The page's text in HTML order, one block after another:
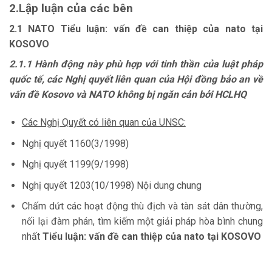
2.Lập luận của các bên
2.1 NATO Tiểu luận: vấn đề can thiệp của nato tại
KOSOVO
2.1.1 Hành động này phù hợp với tinh thần của luật pháp
quốc tế, các Nghị quyết liên quan của Hội đồng bảo an về
vấn đề Kosovo và NATO không bị ngăn cản bởi HCLHQ
Các Nghị Quyết có liên quan của UNSC:
Nghị quyết 1160(3/1998)
Nghị quyết 1199(9/1998)
Nghị quyết 1203(10/1998) Nội dung chung
Chấm dứt các hoạt động thù địch và tàn sát dân thường,
nối lại đàm phán, tìm kiếm một giải pháp hòa bình chung
nhất Tiểu luận: vấn đề can thiệp của nato tại KOSOVO